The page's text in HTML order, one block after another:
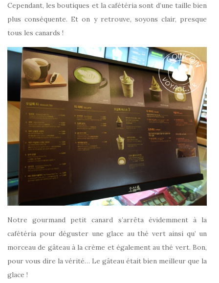
Cependant, les boutiques et la cafétéria sont d’une taille bien
plus conséquente. Et on y retrouve, soyons clair, presque
tous les canards !
Notre gourmand petit canard s’arrêta évidemment à la
cafétéria pour déguster une glace au thé vert ainsi qu’ un
morceau de gâteau à la crème et également au thé vert. Bon,
pour vous dire la vérité… Le gâteau était bien meilleur que la
glace !